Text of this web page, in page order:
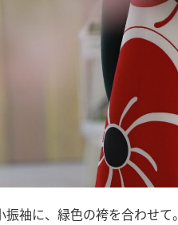
袖に、緑色の袴を合わせて。